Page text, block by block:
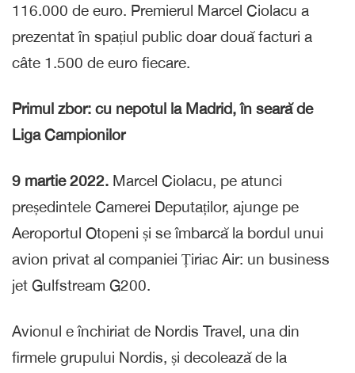
116.000 de euro. Premierul Marcel Ciolacu a
prezentat în spațiul public doar două facturi a
câte 1.500 de euro fiecare.
Primul zbor: cu nepotul la Madrid, în seară de
Liga Campionilor
9 martie 2022. Marcel Ciolacu, pe atunci
președintele Camerei Deputaților, ajunge pe
Aeroportul Otopeni și se îmbarcă la bordul unui
avion privat al companiei Țiriac Air: un business
jet Gulfstream G200.
Avionul e închiriat de Nordis Travel, una din
firmele grupului Nordis, și decolează de la